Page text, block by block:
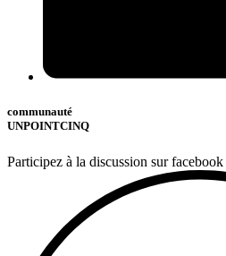
communauté
UNPOINTCINQ
Participez à la discussion sur facebook